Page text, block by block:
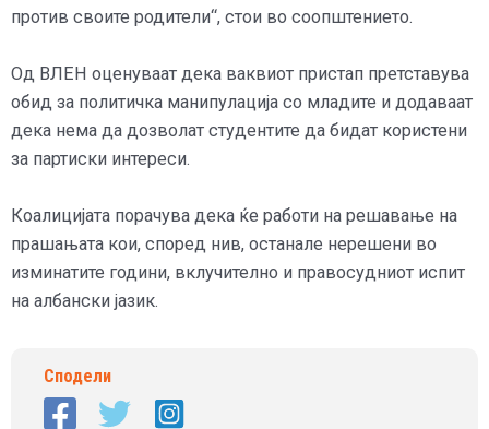
против своите родители“, стои во соопштението.
Од ВЛЕН оценуваат дека ваквиот пристап претставува
обид за политичка манипулација со младите и додаваат
дека нема да дозволат студентите да бидат користени
за партиски интереси.
Коалицијата порачува дека ќе работи на решавање на
прашањата кои, според нив, останале нерешени во
изминатите години, вклучително и правосудниот испит
на албански јазик.
Сподели